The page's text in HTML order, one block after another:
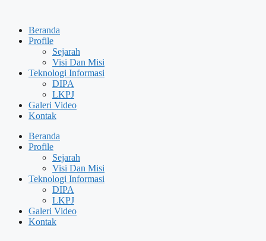
contentBeranda
Profile
Sejarah
Visi Dan Misi
Teknologi Informasi
DIPA
LKPJ
Galeri Video
Kontak
Beranda
Profile
Sejarah
Visi Dan Misi
Teknologi Informasi
DIPA
LKPJ
Galeri Video
Kontak